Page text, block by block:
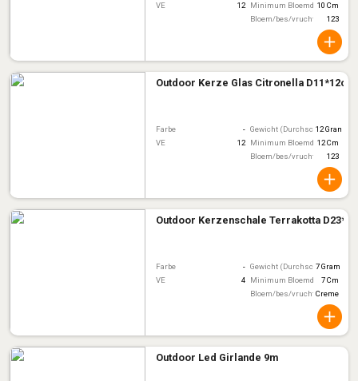
VE
12 Minimum Bloemdiameter
10 Cm
Bloem/bes/vruchtkleur123
Outdoor Kerze Glas Citronella D11*12cm
Farbe - Gewicht (Durchschnitt)
12 Gram
VE
12 Minimum Bloemdiameter
12 Cm
Bloem/bes/vruchtkleur123
Outdoor Kerzenschale Terrakotta
Farbe - Gewicht (Durchschnitt)
7 Gram
VE
4 Minimum Bloemdiameter
7 Cm
Bloem/bes/vruchtkleur
Creme
Outdoor Led Girlande 9m